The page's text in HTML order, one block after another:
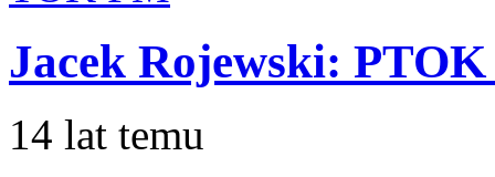
Jacek Rojewski:
14 lat temu